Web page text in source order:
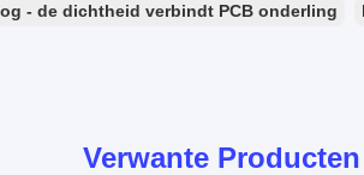
- de dichtheid verbindt PCB onderling
Verwante Producten